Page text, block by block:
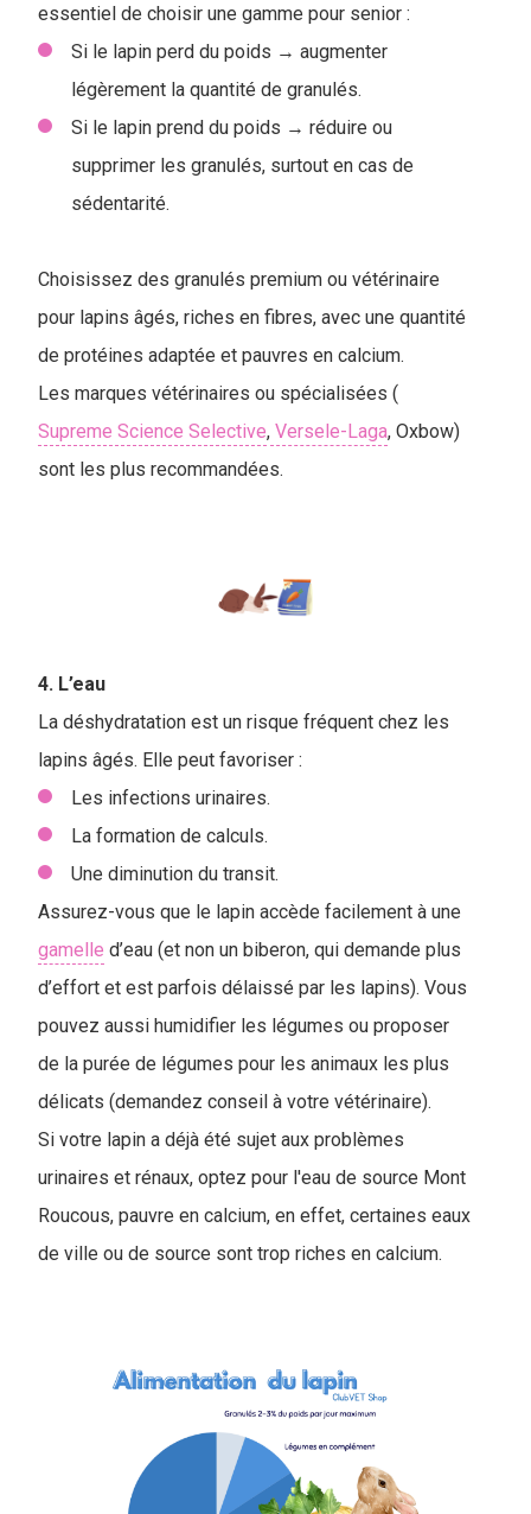
essentiel de choisir une gamme pour senior :
Si le lapin perd du poids → augmenter
légèrement la quantité de granulés.
Si le lapin prend du poids → réduire ou
supprimer les granulés, surtout en cas de
sédentarité.
Choisissez des granulés premium ou vétérinaire
pour lapins âgés, riches en fibres, avec une quantité
de protéines adaptée et pauvres en calcium.
Les marques vétérinaires ou spécialisées (
Supreme Science Selective, Versele-Laga, Oxbow)
sont les plus recommandées.
4. L’eau
La déshydratation est un risque fréquent chez les
lapins âgés. Elle peut favoriser :
Les infections urinaires.
La formation de calculs.
Une diminution du transit.
Assurez-vous que le lapin accède facilement à une
gamelle d’eau (et non un biberon, qui demande plus
d’effort et est parfois délaissé par les lapins). Vous
pouvez aussi humidifier les légumes ou proposer
de la purée de légumes pour les animaux les plus
délicats (demandez conseil à votre vétérinaire).
Si votre lapin a déjà été sujet aux problèmes
urinaires et rénaux, optez pour l'eau de source Mont
Roucous, pauvre en calcium, en effet, certaines eaux
de ville ou de source sont trop riches en calcium.